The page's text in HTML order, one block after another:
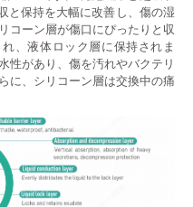
と保持を大幅に改善し、傷の湿
コーン層が傷口にぴったりと収
、液体ロック層に保持されま
性があり、傷を汚れやバクテリ
に、シリコーン層は交換中の痛